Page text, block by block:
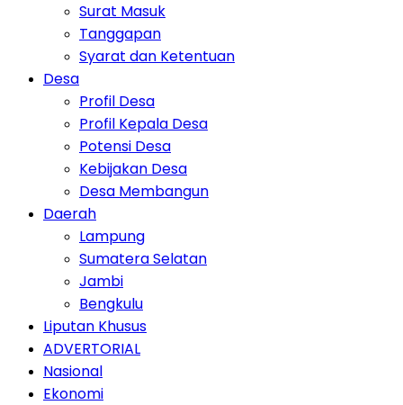
Surat Masuk
Tanggapan
Syarat dan Ketentuan
Desa
Profil Desa
Profil Kepala Desa
Potensi Desa
Kebijakan Desa
Desa Membangun
Daerah
Lampung
Sumatera Selatan
Jambi
Bengkulu
Liputan Khusus
ADVERTORIAL
Nasional
Ekonomi